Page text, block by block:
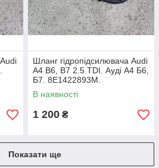
Шланг гідропідсилювача Audi
A4 B6, B7 2.5 TDI. Ауді А4 Б6,
Б7. 8E1422893M.
В наявності
1 200 ₴
Показати ще